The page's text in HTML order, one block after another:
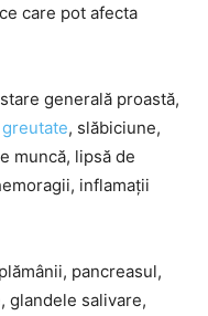
care pot afecta
generală proastă,
, slăbiciune,
muncă, lipsă de
inflamații
pancreasul,
glandele salivare,